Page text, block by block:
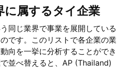
に属するタイ企業
同じ業界で事業を展開している
です。このリストで各企業の業
向を一挙に分析することができ
並べ替えると、AP (Thailand)